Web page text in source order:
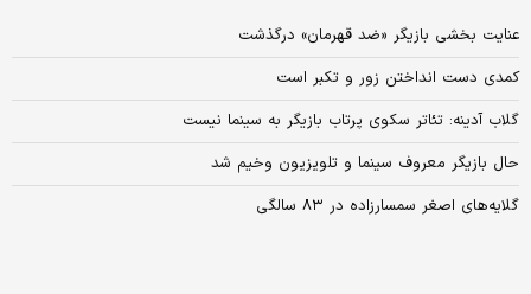
عنایت بخشی بازیگر «ضد قهرمان» درگذشت
کمدی دست انداختن زور و تکبر است
گلاب آدینه: تئاتر سکوی پرتاب بازیگر به سینما نیست
حال بازیگر معروف سینما و تلویزیون وخیم شد
گلایه‌های اصغر سمسارزاده در ۸۳ سالگی